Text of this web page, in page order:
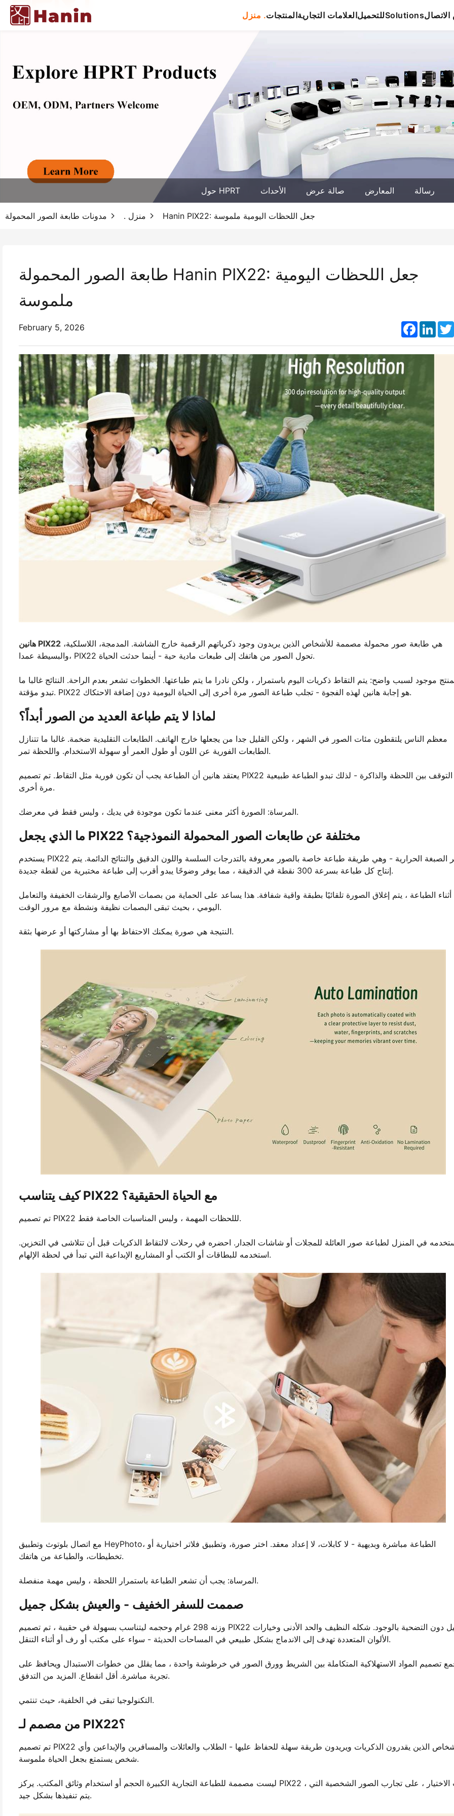
منزل .المنتجاتالعلامات التجاريةللتحميلSolutions
حول HPRT الأحداث صالة عرض المعارض رسالة
منزل . مدونات طابعة الصور المحمولة Hanin PIX22: جعل اللحظات اليومية ملموسة
طابعة الصور المحمولة Hanin PIX22: جعل اللحظات اليومية
ملموسة
February 5, 2026
هانين PIX22
والبسيطة عمدا، PIX22 تحول الصور من هاتفك إلى طبعات مادية حية - أينما حدثت الحياة.
موجود لسبب واضح: يتم التقاط ذكريات اليوم باستمرار ، ولكن نادرا ما يتم طباعتها. الخطوات تشعر بعدم الراحة. النتائج غالبا ما
تبدو مؤقتة. PIX22 هو إجابة هانين لهذه الفجوة - تجلب طباعة الصور مرة أخرى إلى الحياة اليومية دون إضافة الاحتكاك.
لماذا لا يتم طباعة العديد من الصور أبداً؟
معظم الناس يلتقطون مئات الصور في الشهر ، ولكن القليل جدا من يجعلها خارج الهاتف. الطابعات التقليدية ضخمة. غالبا ما تتنازل
الطابعات الفورية عن اللون أو طول العمر أو سهولة الاستخدام. واللحظة تمر.
يعتقد هانين أن الطباعة يجب أن تكون فورية مثل التقاط. تم تصميم PIX22 لإزالة التوقف بين اللحظة والذاكرة - لذلك تبدو الطباعة طبيعية
مرة أخرى.
المرساة: الصورة أكثر معنى عندما تكون موجودة في يديك ، وليس فقط في معرضك.
ما الذي يجعل PIX22 مختلفة عن طابعات الصور المحمولة النموذجية؟
يستخدم PIX22 تطوير الصبغة الحرارية - وهي طريقة طباعة خاصة بالصور معروفة بالتدرجات السلسة واللون الدقيق والنتائج الدائمة. يتم
إنتاج كل طباعة بسرعة 300 نقطة في الدقيقة ، مما يوفر وضوحًا يبدو أقرب إلى طباعة مختبرية من لقطة جديدة.
أثناء الطباعة ، يتم إغلاق الصورة تلقائيًا بطبقة واقية شفافة. هذا يساعد على الحماية من بصمات الأصابع والرشقات الخفيفة والتعامل
اليومي ، بحيث تبقى البصمات نظيفة ونشطة مع مرور الوقت.
النتيجة هي صورة يمكنك الاحتفاظ بها أو مشاركتها أو عرضها بثقة.
كيف يتناسب PIX22 مع الحياة الحقيقية؟
تم تصميم PIX22 لللحظات المهمة ، وليس المناسبات الخاصة فقط.
في المنزل لطباعة صور العائلة للمجلات أو شاشات الجدار. احضره في رحلات لالتقاط الذكريات قبل أن تتلاشى في التخزين.
استخدمه للبطاقات أو الكتب أو المشاريع الإبداعية التي تبدأ في لحظة الإلهام.
مع اتصال بلوتوث وتطبيق HeyPhoto، الطباعة مباشرة وبديهية - لا كابلات، لا إعداد معقد. اختر صورة، وتطبيق فلاتر اختيارية أو
تخطيطات، والطباعة من هاتفك.
المرساة: يجب أن تشعر الطباعة باستمرار اللحظة ، وليس مهمة منفصلة.
صممت للسفر الخفيف - والعيش بشكل جميل
وزنه 298 غرام وحجمه ليتناسب بسهولة في حقيبة ، تم تصميم PIX22 لتحميل دون التضحية بالوجود. شكله النظيف والحد الأدنى وخيارات
الألوان المتعددة تهدف إلى الاندماج بشكل طبيعي في المساحات الحديثة - سواء على مكتب أو رف أو أثناء التنقل.
تصميم المواد الاستهلاكية المتكاملة بين الشريط وورق الصور في خرطوشة واحدة ، مما يقلل من خطوات الاستبدال ويحافظ على
تجربة مباشرة. أقل انقطاع. المزيد من التدفق.
التكنولوجيا تبقى في الخلفية، حيث تنتمي.
من مصمم لـ PIX22؟
تم تصميم PIX22 للأشخاص الذين يقدرون الذكريات ويريدون طريقة سهلة للحفاظ عليها - الطلاب والعائلات والمسافرين والإبداعين وأي
شخص يستمتع بجعل الحياة ملموسة.
ليست مصممة للطباعة التجارية الكبيرة الحجم أو استخدام وثائق المكتب. يركز PIX22 ، حسب الاختيار ، على تجارب الصور الشخصية التي
يتم تنفيذها بشكل جيد.